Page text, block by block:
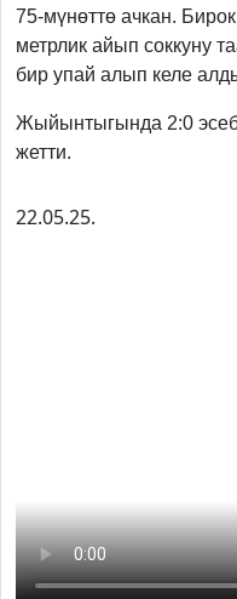
75-мүнөттө ачкан.
метрлик айып соккуну
бир упай алып келе
Жыйынтыгында 2:0
жетти.
22.05.25.